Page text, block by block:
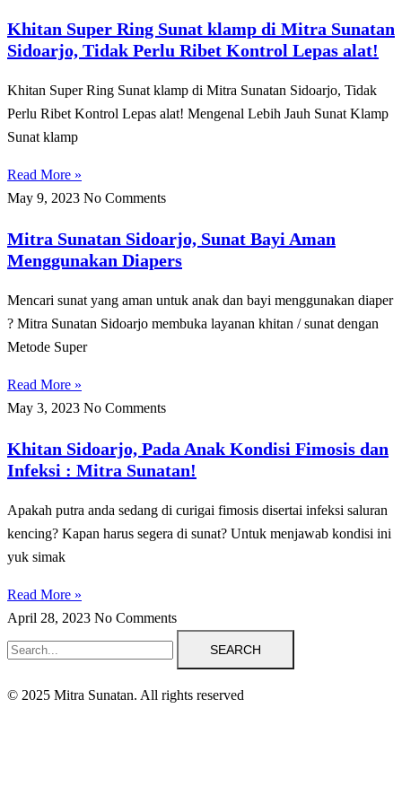
Khitan Super Ring Sunat klamp di Mitra Sunatan
Sidoarjo, Tidak Perlu Ribet Kontrol Lepas alat!
Khitan Super Ring Sunat klamp di Mitra Sunatan Sidoarjo, Tidak
Perlu Ribet Kontrol Lepas alat! Mengenal Lebih Jauh Sunat Klamp
Sunat klamp
Read More »
May 9, 2023 No Comments
Mitra Sunatan Sidoarjo, Sunat Bayi Aman
Menggunakan Diapers
Mencari sunat yang aman untuk anak dan bayi menggunakan diaper
? Mitra Sunatan Sidoarjo membuka layanan khitan / sunat dengan
Metode Super
Read More »
May 3, 2023 No Comments
Khitan Sidoarjo, Pada Anak Kondisi Fimosis dan
Infeksi : Mitra Sunatan!
Apakah putra anda sedang di curigai fimosis disertai infeksi saluran
kencing? Kapan harus segera di sunat? Untuk menjawab kondisi ini
yuk simak
Read More »
April 28, 2023 No Comments
SEARCH
© 2025 Mitra Sunatan. All rights reserved